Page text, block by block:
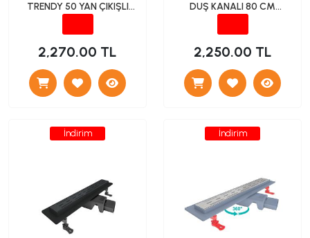
TRENDY 50 YAN ÇIKIŞLI
SÜZGECİ 15*15
2,270.00 TL
DUŞ KANALI 80 CM
2,250.00 TL
İndirim İndirim